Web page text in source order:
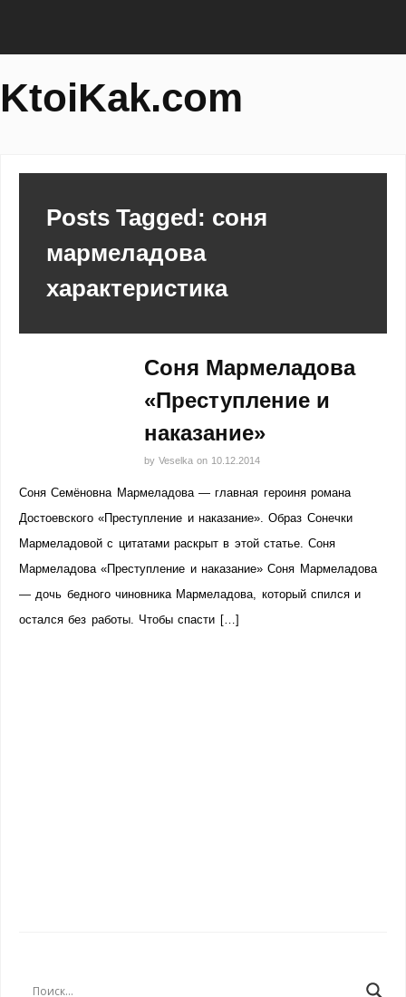
KtoiKak.com
Posts Tagged: соня
мармеладова
характеристика
Соня Мармеладова
«Преступление и
наказание»
by Veselka on 10.12.2014
Соня Семёновна Мармеладова — главная героиня романа
Достоевского «Преступление и наказание». Образ Сонечки
Мармеладовой с цитатами раскрыт в этой статье. Соня
Мармеладова «Преступление и наказание» Соня Мармеладова
— дочь бедного чиновника Мармеладова, который спился и
остался без работы. Чтобы спасти […]